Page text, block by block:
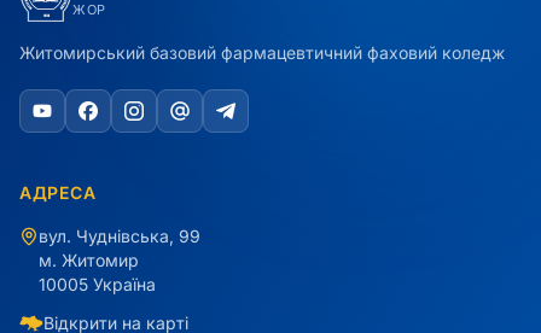
ЖОР
Житомирський базовий фармацевтичний фаховий коледж
АДРЕСА
вул. Чуднівська, 99
м. Житомир
10005 Україна
Відкрити на карті